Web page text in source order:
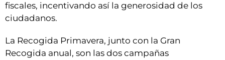
fiscales, incentivando así la generosidad de los
ciudadanos.
La Recogida Primavera, junto con la Gran
Recogida anual, son las dos campañas